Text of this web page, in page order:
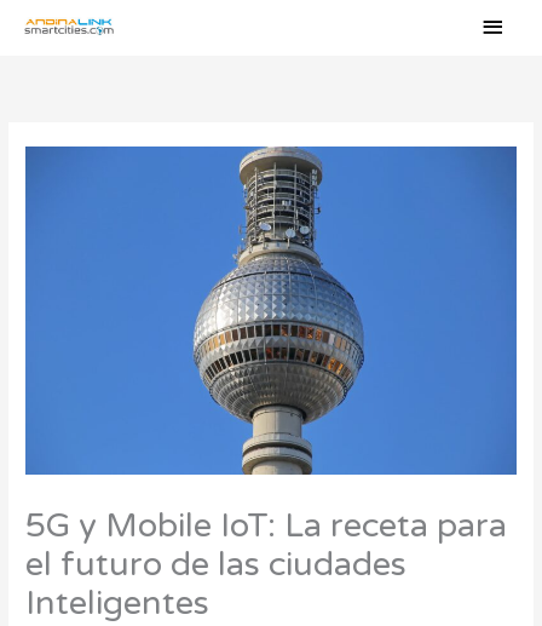
5G y Mobile IoT: La receta para
el futuro de las ciudades
Inteligentes